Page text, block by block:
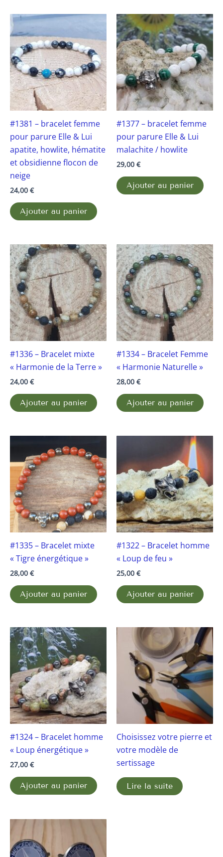
#1381 – bracelet femme
pour parure Elle & Lui
apatite, howlite, hématite
et obsidienne flocon de
neige
24,00 €
Ajouter au panier
#1377 – bracelet femme
pour parure Elle & Lui
malachite / howlite
29,00 €
Ajouter au panier
#1336 – Bracelet mixte
« Harmonie de la Terre »
24,00 €
Ajouter au panier
#1334 – Bracelet Femme
« Harmonie Naturelle »
28,00 €
Ajouter au panier
#1335 – Bracelet mixte
« Tigre énergétique »
28,00 €
Ajouter au panier
#1322 – Bracelet homme
« Loup de feu »
25,00 €
Ajouter au panier
#1324 – Bracelet homme
« Loup énergétique »
27,00 €
Ajouter au panier
Choisissez votre pierre et
votre modèle de
sertissage
Lire la suite